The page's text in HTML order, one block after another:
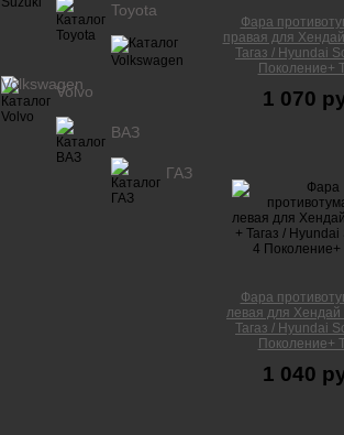
Фара
правая для
Тагаз / Hyundai
Поколение+
1 070
Фара
левая для Хендай
Тагаз / Hyundai
Поколение+
1 040
Toyota
Volkswagen
Volvo
ВАЗ
ГАЗ